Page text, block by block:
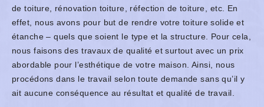
de toiture, rénovation toiture, réfection de toiture, etc. En
effet, nous avons pour but de rendre votre toiture solide et
étanche – quels que soient le type et la structure. Pour cela,
nous faisons des travaux de qualité et surtout avec un prix
abordable pour l’esthétique de votre maison. Ainsi, nous
procédons dans le travail selon toute demande sans qu’il y
ait aucune conséquence au résultat et qualité de travail.